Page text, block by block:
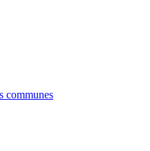
communes